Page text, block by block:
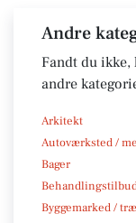
Andre
Fandt du ikke,
andre
Arkitekt
Autoværksted /
Bager
Byggemarked /